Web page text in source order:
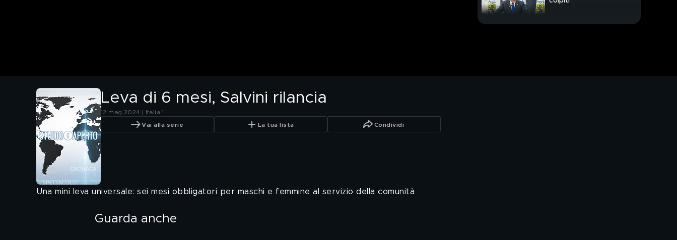
Leva di 6 mesi, Salvini rilancia
12 mag 2024 | Italia 1
Vai alla serie La tua lista Condividi
Una mini leva universale: sei mesi obbligatori per maschi e femmine al servizio della comunità
Guarda anche